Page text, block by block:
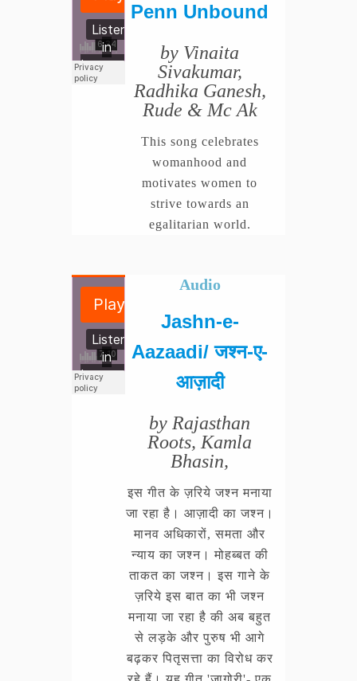
Penn Unbound
by Vinaita
Sivakumar,
Radhika Ganesh,
Rude & Mc Ak
This song celebrates
womanhood and
motivates women to
strive towards an
egalitarian world.
Audio
Jashn-e-
Aazaadi/ जश्न-ए-
आज़ादी
by Rajasthan
Roots, Kamla
Bhasin,
इस गीत के ज़रिये जश्न मनाया
जा रहा है। आज़ादी का जश्न।
मानव अधिकारों, समता और
न्याय का जश्न। मोहब्बत की
ताकत का जश्न। इस गाने के
ज़रिये इस बात का भी जश्न
मनाया जा रहा है की अब बहुत
से लड़के और पुरुष भी आगे
बढ़कर पितृसत्ता का विरोध कर